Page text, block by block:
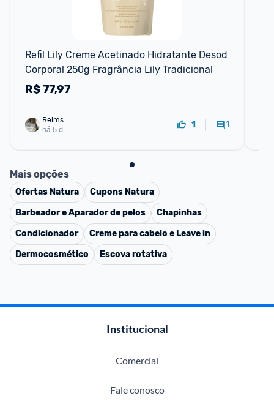
Refil Lily Creme Acetinado Hidratante Desod
Corporal 250g Fragrância Lily Tradicional
R$77,97
Reims
há 5 d
1 1
Mais opções
Ofertas Natura Cupons Natura
Barbeador e Aparador de pelos
Chapinhas
Condicionador
Creme para cabelo e Leave in
Dermocosmético
Escova rotativa
Institucional
Comercial
Fale conosco